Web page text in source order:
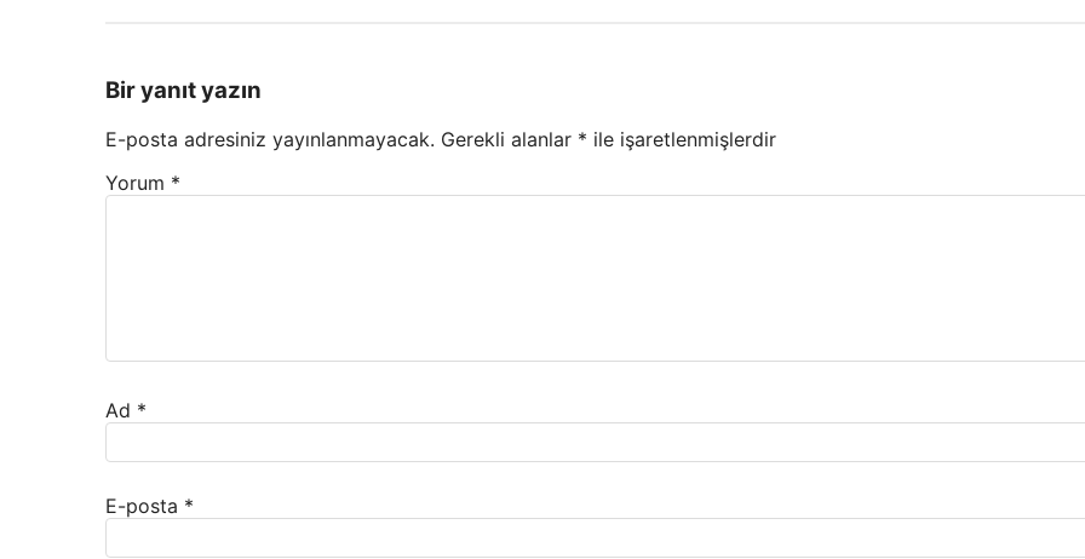
Bir yanıt yazın
E-posta adresiniz yayınlanmayacak. Gerekli alanlar * ile işaretlenmişlerdir
Yorum *
Ad *
E-posta *